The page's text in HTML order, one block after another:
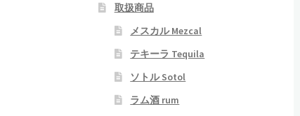
取扱商品
メスカル Mezcal
テキーラ Tequila
ソトル Sotol
ラム酒 rum